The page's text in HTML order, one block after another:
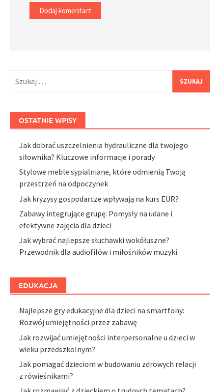
OSTATNIE WPISY
Jak dobrać uszczelnienia hydrauliczne dla twojego
siłownika? Kluczowe informacje i porady
Stylowe meble sypialniane, które odmienią Twoją
przestrzeń na odpoczynek
Jak kryzysy gospodarcze wpływają na kurs EUR?
Zabawy integrujące grupę: Pomysły na udane i
efektywne zajęcia dla dzieci
Jak wybrać najlepsze słuchawki wokółuszne?
Przewodnik dla audiofilów i miłośników muzyki
EDUKACJA
Najlepsze gry edukacyjne dla dzieci na smartfony:
Rozwój umiejętności przez zabawę
Jak rozwijać umiejętności interpersonalne u dzieci w
wieku przedszkolnym?
Jak pomagać dzieciom w budowaniu zdrowych relacji
z rówieśnikami?